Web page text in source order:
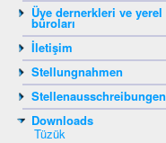
Üye dernerkleri ve yerel
büroları
İletişim
Stellungnahmen
Stellenausschreibungen
Downloads
Tüzük